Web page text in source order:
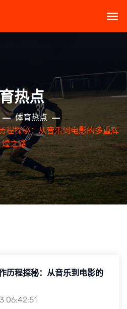
热点
体育热点
程探秘：从音乐到电影的多重辉
煌之路
历程探秘：从音乐到电影的
06:42:51